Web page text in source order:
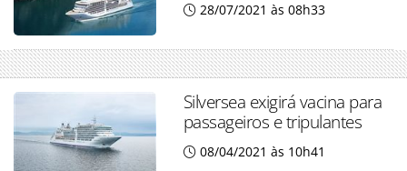
28/07/2021 às 08h33
Silversea exigirá vacina para
passageiros e tripulantes
08/04/2021 às 10h41